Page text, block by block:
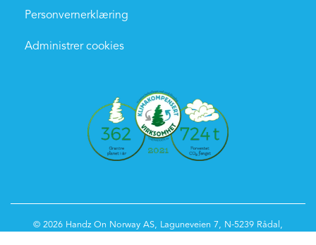
Personvernerklæring
Administrer cookies
© 2026 Handz On Norway AS, Laguneveien 7, N-5239 Rådal,